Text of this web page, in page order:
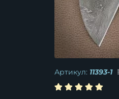
Артикул: 11393-1